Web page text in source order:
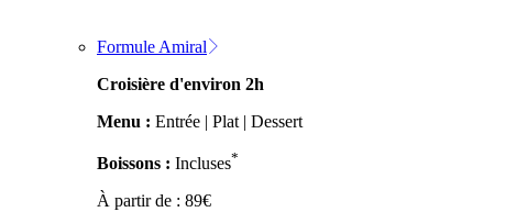
Formule Amiral
Croisière d'environ 2h
Menu : Entrée | Plat | Dessert
Boissons : Incluses*
À partir de : 89€